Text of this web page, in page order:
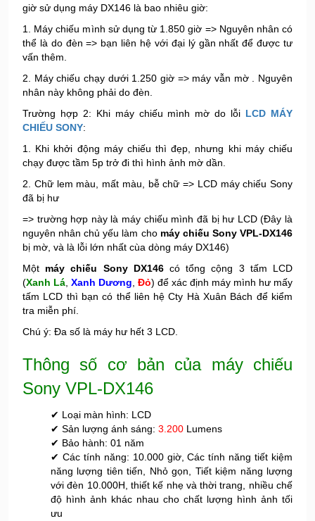
giờ sử dụng máy DX146 là bao nhiêu giờ:
1. Máy chiếu mình sử dụng từ 1.850 giờ => Nguyên nhân có
thể là do đèn => bạn liên hệ với đại lý gần nhất để được tư
vấn thêm.
2. Máy chiếu chạy dưới 1.250 giờ => máy vẫn mờ . Nguyên
nhân này không phải do đèn.
Trường hợp 2: Khi máy chiếu mình mờ do lỗi LCD MÁY
CHIẾU SONY:
1. Khi khởi động máy chiếu thì đẹp, nhưng khi máy chiếu
chạy được tầm 5p trở đi thì hình ảnh mờ dần.
2. Chữ lem màu, mất màu, bễ chữ => LCD máy chiếu Sony
đã bị hư
=> trường hợp này là máy chiếu mình đã bị hư LCD (Đây là
nguyên nhân chủ yếu làm cho máy chiếu Sony VPL-DX146
bị mờ, và là lỗi lớn nhất cùa dòng máy DX146)
Một máy chiếu Sony DX146có tổng cộng 3 tấm LCD
(Xanh Lá Xanh Dương Đỏ) để xác định máy mình hư mấy
tấm LCD thì bạn có thể liên hệ Cty Hà Xuân Bách để kiểm
tra miễn phí.
Chú ý: Đa số là máy hư hết 3 LCD.
Thông số cơ bản của máy chiếu
Sony VPL-DX146
✔ Loại màn hình: LCD
✔ Sản lượng ánh sáng: 3.200 Lumens
✔ Bảo hành: 01 năm
✔ Các tính năng: 10.000 giờ, Các tính năng tiết kiệm
năng lượng tiên tiến, Nhỏ gọn, Tiết kiệm năng lượng
với đèn 10.000H, thiết kế nhẹ và thời trang, nhiều chế
độ hình ảnh khác nhau cho chất lượng hình ảnh tối
ưu